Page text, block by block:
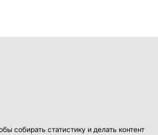
собирать статистику и делать контент